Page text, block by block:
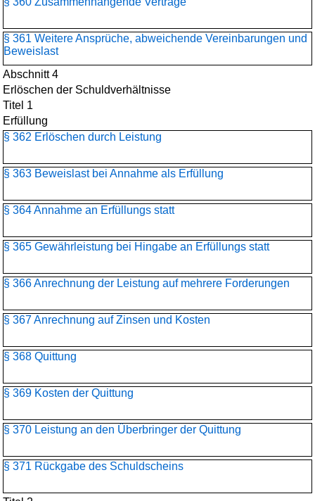
§ 361 Weitere Ansprüche, abweichende Vereinbarungen und
Beweislast
Abschnitt 4
Erlöschen der Schuldverhältnisse
Titel 1
Erfüllung
§ 362 Erlöschen durch Leistung
§ 363 Beweislast bei Annahme als Erfüllung
§ 364 Annahme an Erfüllungs statt
§ 365 Gewährleistung bei Hingabe an Erfüllungs statt
§ 366 Anrechnung der Leistung auf mehrere Forderungen
§ 367 Anrechnung auf Zinsen und Kosten
§ 368 Quittung
§ 369 Kosten der Quittung
§ 370 Leistung an den Überbringer der Quittung
§ 371 Rückgabe des Schuldscheins